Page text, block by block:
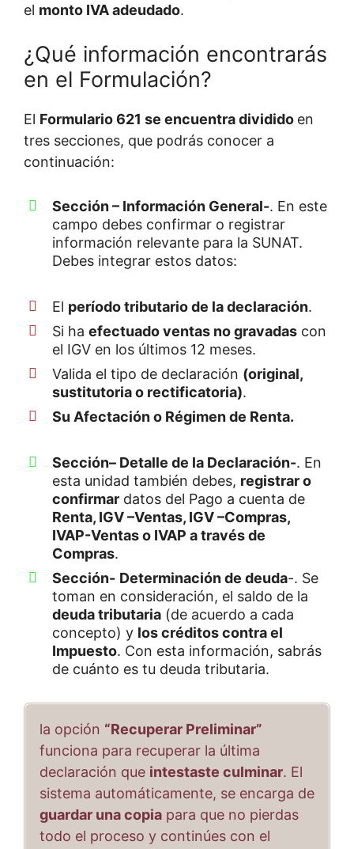
el monto IVA adeudado.
¿Qué información encontrarás
en el Formulación?
El Formulario 621 se encuentra dividido en
tres secciones, que podrás conocer a
continuación:
Sección – Información General-. En este
campo debes confirmar o registrar
información relevante para la SUNAT.
Debes integrar estos datos:
El período tributario de la declaración.
Si ha efectuado ventas no gravadas con
el IGV en los últimos 12 meses.
Valida el tipo de declaración (original,
sustitutoria o rectificatoria).
Su Afectación o Régimen de Renta.
Sección– Detalle de la Declaración-. En
esta unidad también debes, registrar o
confirmar datos del Pago a cuenta de
Renta, IGV –Ventas, IGV –Compras,
IVAP-Ventas o IVAP a través de
Compras.
Sección- Determinación de deuda-. Se
toman en consideración, el saldo de la
deuda tributaria (de acuerdo a cada
concepto) y los créditos contra el
Impuesto. Con esta información, sabrás
de cuánto es tu deuda tributaria.
la opción “Recuperar Preliminar”
funciona para recuperar la última
declaración que intestaste culminar. El
sistema automáticamente, se encarga de
guardar una copia para que no pierdas
todo el proceso y continúes con el